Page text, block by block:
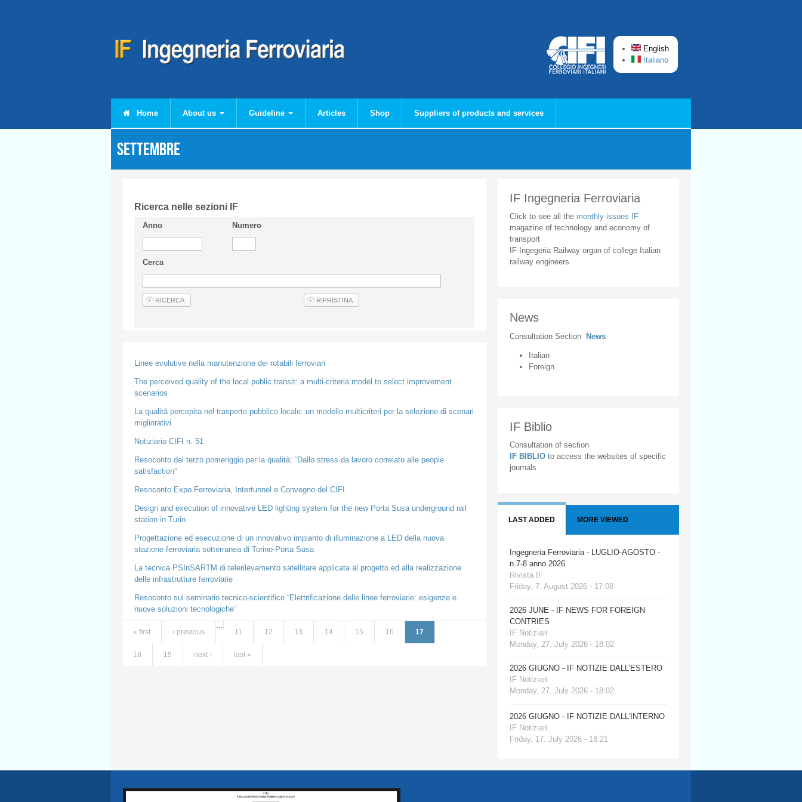
English
Italiano
Home About us Guideline Articles Shop Suppliers of products and services
Settembre
Ricerca nelle sezioni IF
Anno Numero
Cerca
Linee evolutive nella manutenzione dei rotabili ferroviari
The perceived quality of the local public transit: a multi-criteria model to select improvement
scenarios
La qualità percepita nel trasporto pubblico locale: un modello multicriteri per la selezione di scenari
migliorativi
Notiziario CIFI n. 51
Resoconto del terzo pomeriggio per la qualità: “Dallo stress da lavoro correlato alle people
satisfaction”
Resoconto Expo Ferroviaria, Intertunnel e Convegno del CIFI
Design and execution of innovative LED lighting system for the new Porta Susa underground rail
station in Turin
Progettazione ed esecuzione di un innovativo impianto di illuminazione a LED della nuova
stazione ferroviaria sotterranea di Torino-Porta Susa
La tecnica PSInSARTM di telerilevamento satellitare applicata al progetto ed alla realizzazione
delle infrastrutture ferroviarie
Resoconto sul seminario tecnico-scientifico “Elettrificazione delle linee ferroviarie: esigenze e
nuove soluzioni tecnologiche”
Pages
« first ‹ previous
11
12 13 14 15 16 17
18 19 next › last »
IF Ingegneria Ferroviaria
Click to see all the monthly issues IF
magazine of technology and economy of
transport
IF Ingegeria Railway organ of college Italian
railway engineers
News
Consultation Section News
Italian
Foreign
IF Biblio
Consultation of section
IF BIBLIO to access the websites of specific
journals
LAST ADDED MORE VIEWED
Ingegneria Ferroviaria - LUGLIO-AGOSTO -
n.7-8 anno 2026
Rivista IF
Friday, 7. August 2026 - 17:08
2026 JUNE - IF NEWS FOR FOREIGN
CONTRIES
IF Notiziari
Monday, 27. July 2026 - 18:02
2026 GIUGNO - IF NOTIZIE DALL'ESTERO
IF Notiziari
Monday, 27. July 2026 - 18:02
2026 GIUGNO - IF NOTIZIE DALL'INTERNO
IF Notiziari
Friday, 17. July 2026 - 18:21